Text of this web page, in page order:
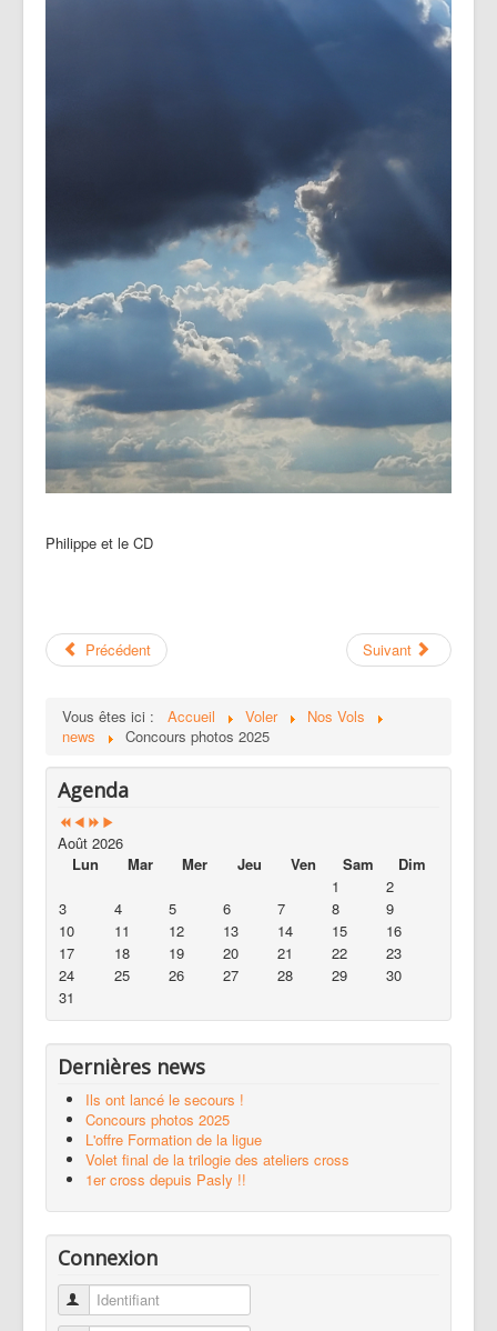
Philippe et le CD
Précédent Suivant
Vous êtes ici : Accueil Voler
Nos Vols
news
Concours photos 2025
Agenda
Août 2026
Lun
Mar Mer Jeu Ven Sam
Dim
1
2
3
4 5 6 7 8
9
10
11 12 13 14 15
16
17
18 19 20 21 22
23
24
25 26 27 28 29
30
31
Dernières news
Ils ont lancé le secours !
Concours photos 2025
L'offre Formation de la ligue
Volet final de la trilogie des ateliers cross
1er cross depuis Pasly !!
Connexion
Identifiant